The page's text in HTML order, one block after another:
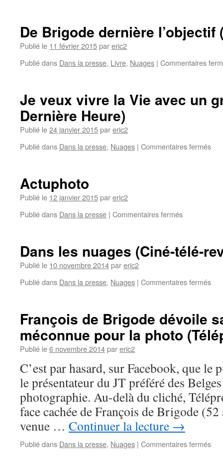
De Brigode dernière l’objectif
Publié le 11 février 2015pareric2
Publié dans Dans la presse, Livre, Nuages | Commentaires
Je veux vivre la Vie avec un
Dernière Heure)
Publié le24 janvier 2015pareric2
Publié dans Dans la presse, Nuages | Commentaires fermés
Actuphoto
Publié le 12 janvier 2015pareric2
Publié dans Dans la presse | Commentaires fermés
Dans les nuages (Ciné-télé-
Publié le 10 novembre 2014pareric2
Publié dans Dans la presse, Nuages | Commentaires fermés
François de Brigode dévoile
méconnue pour la photo
Publié le6 novembre 2014pareric2
C’est par hasard, sur Facebook, que le
le présentateur du JT préféré des
photographie. Au-delà du cliché,
face cachée de François de Brigode
venue … Continuer la lecture →
Publié dans Dans la presse, Nuages | Commentaires fermés